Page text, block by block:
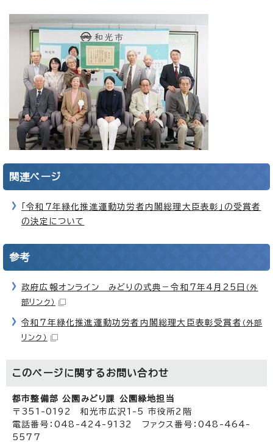
関連ページ
「令和7年緑化推進運動功労者内閣総理大臣表彰」の受賞者
の決定について
参考
政府広報オンライン みどりの式典－令和7年4月25日 （外
部リンク）
令和7年緑化推進運動功労者内閣総理大臣表彰受賞者 （外部
リンク）
このページに関する お問い合わせ
都市整備部 公園みどり課 公園緑地担当
〒351-0192 和光市広沢1-5 市役所2階
電話番号：048-424-9132 ファクス番号：048-464-
5577